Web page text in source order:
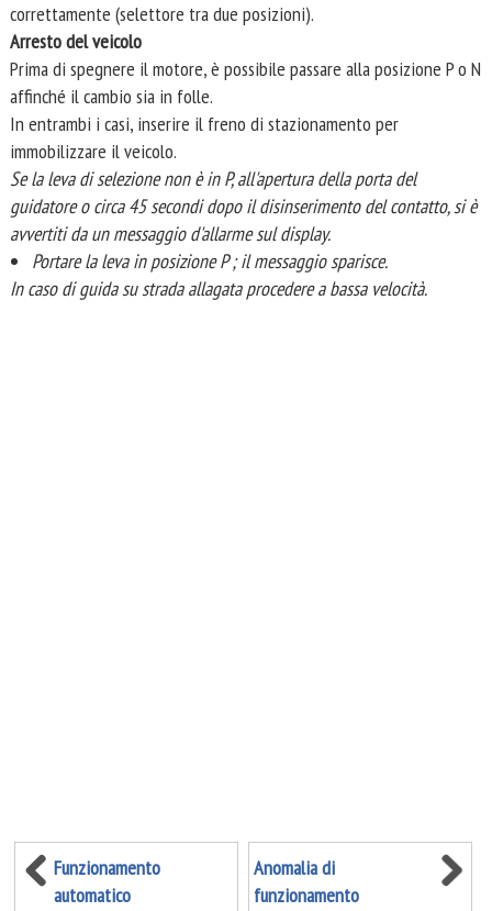
correttamente (selettore tra due posizioni).
Arresto del veicolo
Prima di spegnere il motore, è possibile passare alla posizione P o N
affinché il cambio sia in folle.
In entrambi i casi, inserire il freno di stazionamento per
immobilizzare il veicolo.
Se la leva di selezione non è in P, all'apertura della porta del
guidatore o circa 45 secondi dopo il disinserimento del contatto, si è
avvertiti da un messaggio d'allarme sul display.
Portare la leva in posizione P ; il messaggio sparisce.
In caso di guida su strada allagata procedere a bassa velocità.
Funzionamento
automatico
Anomalia di
funzionamento